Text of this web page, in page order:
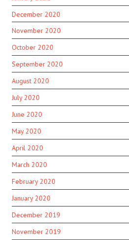
December 2020
November 2020
October 2020
September 2020
August 2020
July 2020
June 2020
May 2020
April 2020
March 2020
February 2020
January 2020
December 2019
November 2019